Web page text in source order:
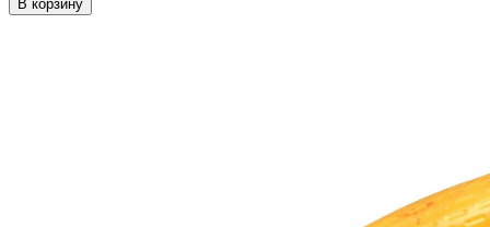
В корзину